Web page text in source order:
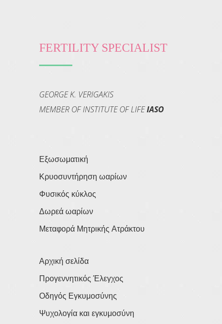
FERTILITY SPECIALIST
GEORGE K. VERIGAKIS
MEMBER OF INSTITUTE OF LIFEIASO
Εξωσωματική
Κρυοσυντήρηση ωαρίων
Φυσικός κύκλος
Δωρεά ωαρίων
Μεταφορά Μητρικής Ατράκτου
Αρχική σελίδα
Προγεννητικός Έλεγχος
Οδηγός Εγκυμοσύνης
Ψυχολογία και εγκυμοσύνη